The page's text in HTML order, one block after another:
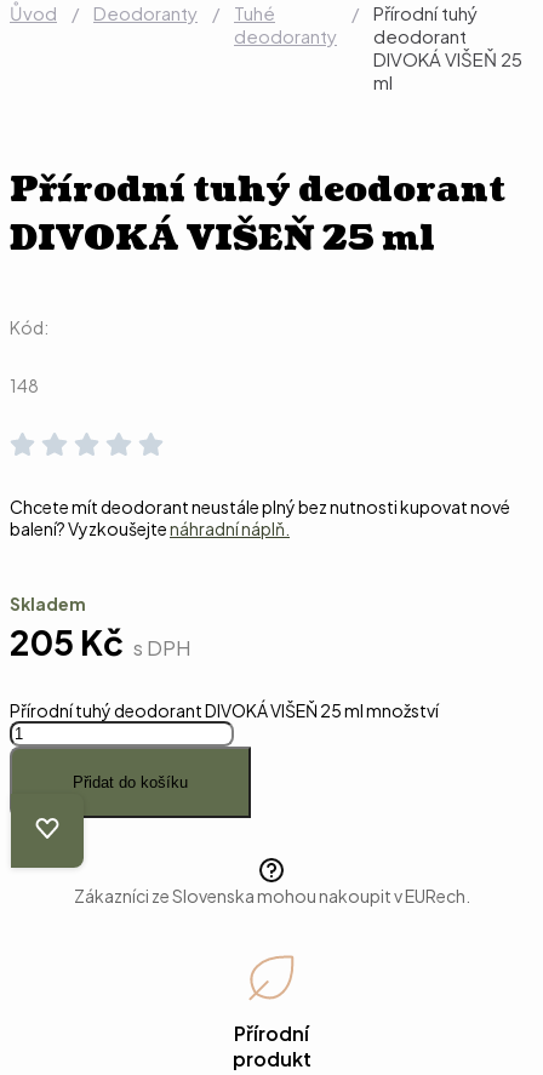
Ůvod / Deodoranty /
Tuhé
deodoranty
/
Přírodní tuhý
deodorant
DIVOKÁ VIŠEŇ 25
ml
Přírodní tuhý deodorant
DIVOKÁ VIŠEŇ 25 ml
Kód:
148
Chcete mít deodorant neustále plný bez nutnosti kupovat nové
balení? Vyzkoušejtenáhradní náplň.
Skladem
205 Kč s DPH
Přírodní tuhý deodorant DIVOKÁ VIŠEŇ 25 ml množství
Přidat do košíku
Zákazníci ze Slovenska mohou nakoupit v EURech.
Přírodní
produkt